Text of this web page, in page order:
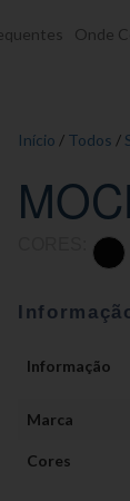
Onde
Início / Todos /
Informação
Marca
Cores